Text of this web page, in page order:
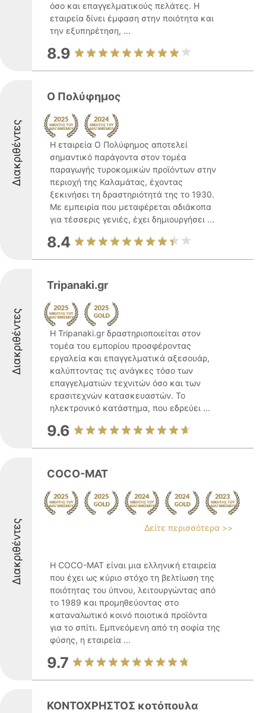
όσο και επαγγελματικούς πελάτες. Η
εταιρεία δίνει έμφαση στην ποιότητα και
την εξυπηρέτηση, ...
8.9
Διακριθέντες
Ο Πολύφημος
Η εταιρεία Ο Πολύφημος αποτελεί
σημαντικό παράγοντα στον τομέα
παραγωγής τυροκομικών προϊόντων στην
περιοχή της Καλαμάτας, έχοντας
ξεκινήσει τη δραστηριότητά της το 1930.
Με εμπειρία που μεταφέρεται αδιάκοπα
για τέσσερις γενιές, έχει δημιουργήσει ...
8.4
Διακριθέντες
Tripanaki.gr
Η Tripanaki.gr δραστηριοποιείται στον
τομέα του εμπορίου προσφέροντας
εργαλεία και επαγγελματικά αξεσουάρ,
καλύπτοντας τις ανάγκες τόσο των
επαγγελματιών τεχνιτών όσο και των
ερασιτεχνών κατασκευαστών. Το
ηλεκτρονικό κατάστημα, που εδρεύει ...
9.6
Διακριθέντες
COCO-MAT
Δείτε περισσότερα >>
Η COCO-MAT είναι μια ελληνική εταιρεία
που έχει ως κύριο στόχο τη βελτίωση της
ποιότητας του ύπνου, λειτουργώντας από
το 1989 και προμηθεύοντας στο
καταναλωτικό κοινό ποιοτικά προϊόντα
για το σπίτι. Εμπνεόμενη από τη σοφία της
φύσης, η εταιρεία ...
9.7
ΚΟΝΤΟΧΡΗΣΤΟΣ κοτόπουλα